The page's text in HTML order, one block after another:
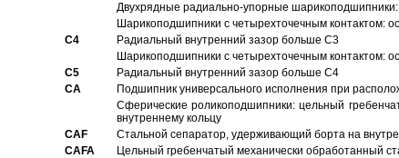
Двухрядные радиально-упорные
Шарикоподшипники с четырехточечным контактом:
C4
Pадиальный внутренний зазор больше C3
Шарикоподшипники с четырехточечным контактом:
C5
Pадиальный внутренний зазор больше C4
CA
Подшипник универсального исполнения при
Сферические роликоподшипники: цельный
внутреннему кольцу
CAF
Стальной сепаратор, удерживающий борта на
CAFA
Цельный гребенчатый механически обработанный